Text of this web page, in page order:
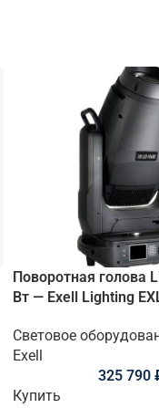
Поворотная голова
Вт — Exell Lighting
Световое
Exell
325 790
Купить